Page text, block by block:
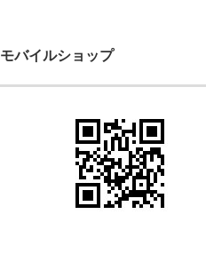
モバイルショップ